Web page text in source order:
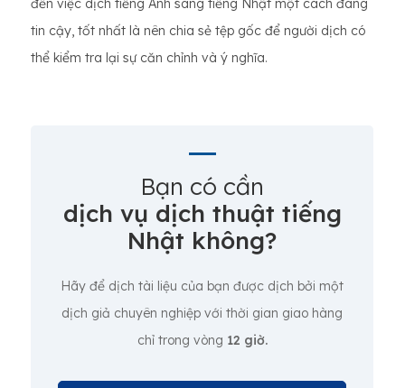
tin cậy, tốt nhất là nên chia sẻ tệp gốc để người dịch có
thể kiểm tra lại sự căn chỉnh và ý nghĩa.
Bạn có cần
dịch vụ dịch thuật tiếng
Nhật không?
Hãy để dịch tài liệu của bạn được dịch bởi một
dịch giả chuyên nghiệp với thời gian giao hàng
chỉ trong vòng 12 giờ.